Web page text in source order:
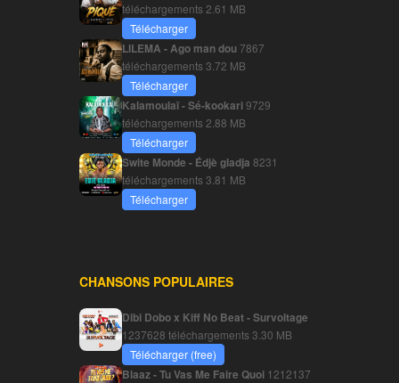
téléchargements 2.61 MB
Télécharger
LILEMA - Ago man dou7867
téléchargements3.72 MB
Télécharger
Kalamoulaï - Sé-kookari9729
téléchargements 2.88 MB
Télécharger
Swite Monde - Édjè gladja 8231
téléchargements3.81 MB
Télécharger
CHANSONS POPULAIRES
Dibi Dobo x Kiff No Beat - Survoltage
1237628 téléchargements3.30 MB
Télécharger (free)
Blaaz - Tu Vas Me Faire Quoi 1212137